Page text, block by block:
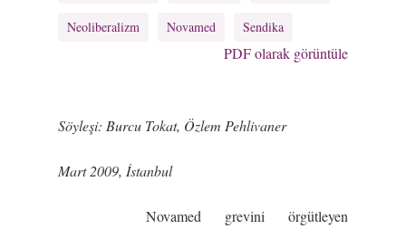
Neoliberalizm Novamed Sendika
PDF olarak görüntüle
Söyleşi: Burcu Tokat, Özlem Pehlivaner
Mart 2009, İstanbul
Novamed grevini örgütleyen